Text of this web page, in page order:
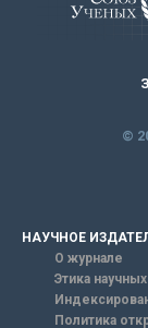
©
НАУЧНОЕ
О журнале
Этика
Политика